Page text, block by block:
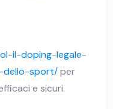
il-doping-legale-
dello-sport/per
e sicuri.